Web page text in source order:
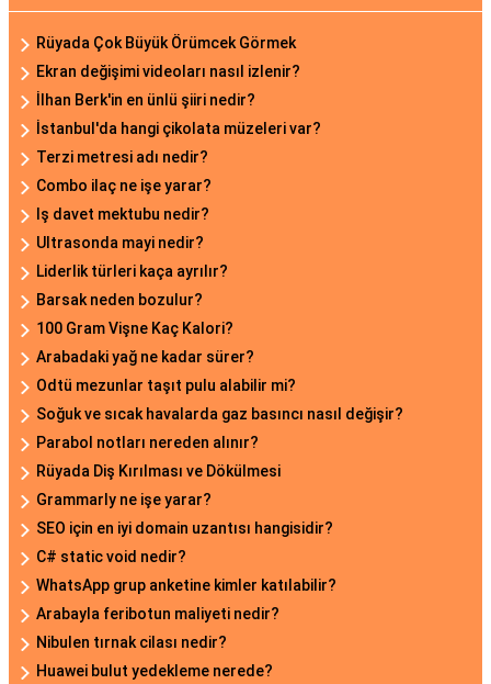
Rüyada Çok Büyük Örümcek Görmek
Ekran değişimi videoları nasıl izlenir?
İlhan Berk'in en ünlü şiiri nedir?
İstanbul'da hangi çikolata müzeleri var?
Terzi metresi adı nedir?
Combo ilaç ne işe yarar?
Iş davet mektubu nedir?
Ultrasonda mayi nedir?
Liderlik türleri kaça ayrılır?
Barsak neden bozulur?
100 Gram Vişne Kaç Kalori?
Arabadaki yağ ne kadar sürer?
Odtü mezunlar taşıt pulu alabilir mi?
Soğuk ve sıcak havalarda gaz basıncı nasıl değişir?
Parabol notları nereden alınır?
Rüyada Diş Kırılması ve Dökülmesi
Grammarly ne işe yarar?
SEO için en iyi domain uzantısı hangisidir?
C# static void nedir?
WhatsApp grup anketine kimler katılabilir?
Arabayla feribotun maliyeti nedir?
Nibulen tırnak cilası nedir?
Huawei bulut yedekleme nerede?